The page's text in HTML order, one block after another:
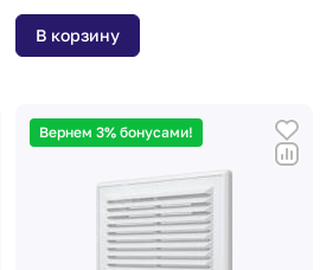
В корзину
Вернем 3% бонусами!